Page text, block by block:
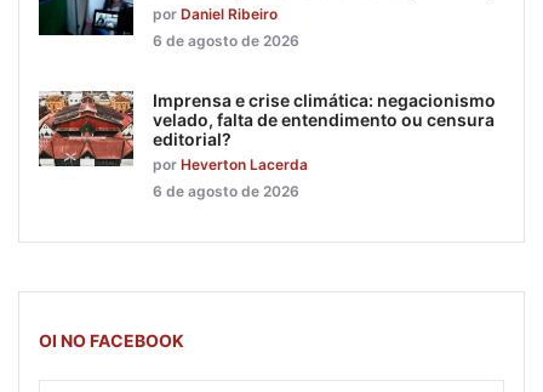
por Daniel Ribeiro
6 de agosto de 2026
Imprensa e crise climática: negacionismo
velado, falta de entendimento ou censura
editorial?
por Heverton Lacerda
6 de agosto de 2026
OI NO FACEBOOK